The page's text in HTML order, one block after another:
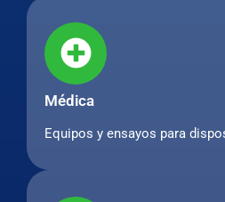
Médica
Equipos y ensayos para